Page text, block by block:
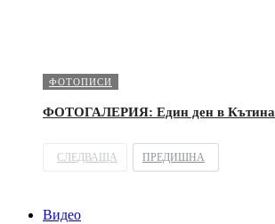
ФОТОПИСИ
ФОТОГАЛЕРИЯ: Един ден в Кътина
СЛЕДВАЩА ПРЕДИШНА
Видео